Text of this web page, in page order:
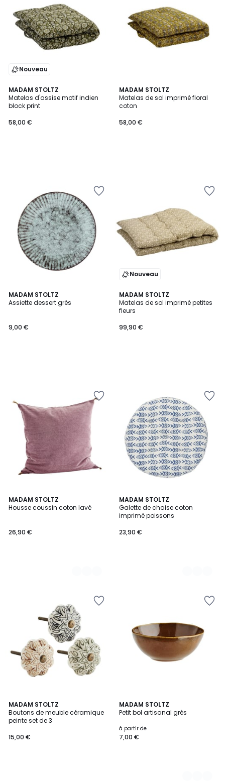
Nouveau
MADAM STOLTZ
Matelas d'assise motif indien
block print
58,00 €
MADAM STOLTZ
Matelas de sol imprimé floral
coton
58,00 €
MADAM STOLTZ
Assiette dessert grès
9,00 €
Nouveau
MADAM STOLTZ
Matelas de sol imprimé petites
fleurs
99,90 €
MADAM STOLTZ
Housse coussin coton lavé
26,90 €
4
Couleurs
MADAM STOLTZ
Galette de chaise coton
imprimé poissons
23,90 €
2
Couleurs
MADAM STOLTZ
Boutons de meuble céramique
peinte set de 3
15,00 €
MADAM STOLTZ
Petit bol artisanal grès
à partir de
7,00 €
3
Couleurs